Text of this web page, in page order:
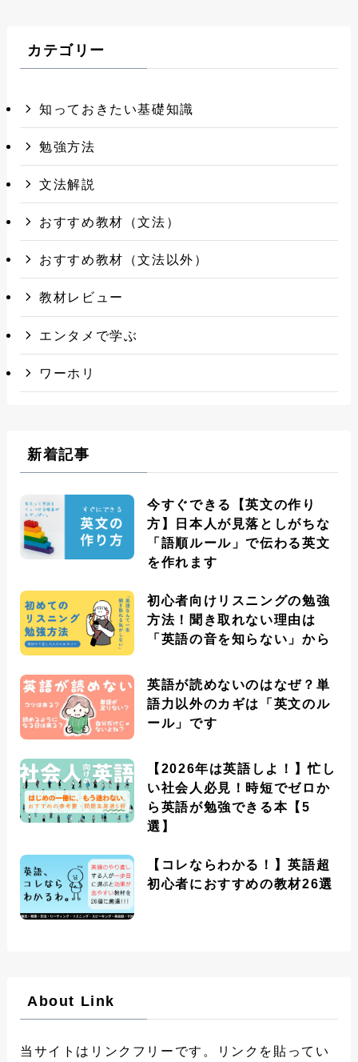
カテゴリー
知っておきたい基礎知識
勉強方法
文法解説
おすすめ教材（文法）
おすすめ教材（文法以外）
教材レビュー
エンタメで学ぶ
ワーホリ
新着記事
今すぐできる【英文の作り
方】日本人が見落としがちな
「語順ルール」で伝わる英文
を作れます
初心者向けリスニングの勉強
方法！聞き取れない理由は
「英語の音を知らない」から
英語が読めないのはなぜ？単
語力以外のカギは「英文のル
ール」です
【2026年は英語しよ！】忙し
い社会人必見！時短でゼロか
ら英語が勉強できる本【5
選】
【コレならわかる！】英語超
初心者におすすめの教材26選
About Link
当サイトはリンクフリーです。リンクを貼ってい